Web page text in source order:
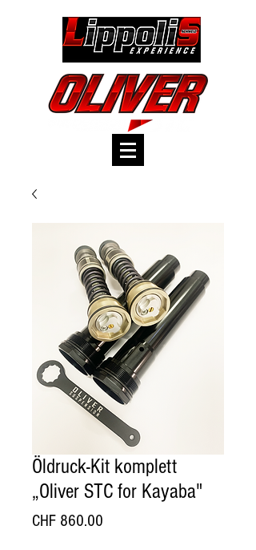
Öldruck-Kit komplett
„Oliver STC for Kayaba"
CHF 860.00